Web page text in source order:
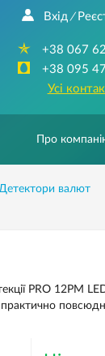
Вхід /
+38 067
+38 095
Усі
Про
валют
PRO 12PM